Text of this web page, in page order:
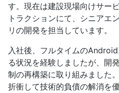
す。現在は建設現場向けサー
トラクションにて、シニアエ
リの開発を担当しています。
入社後、フルタイムの
る状況を経験しましたが、開
制の再構築に取り組みました
折衝して技術的負債の解消を